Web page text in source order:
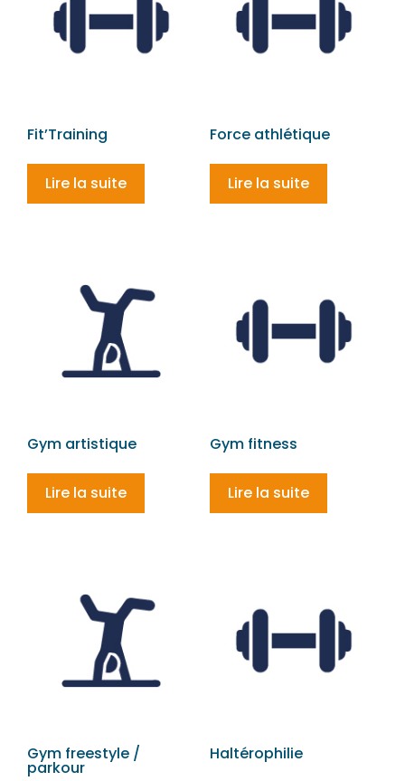
Fit’Training
Lire la suite
Force athlétique
Lire la suite
Gym artistique
Lire la suite
Gym fitness
Lire la suite
Gym freestyle /
parkour
Haltérophilie